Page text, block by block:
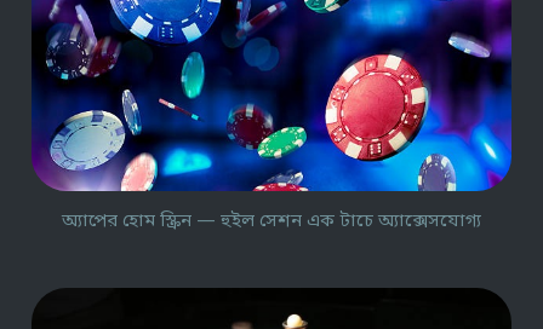
অ্যাপের হোম স্ক্রিন — হুইল সেশন এক টাচে অ্যাক্সেসযোগ্য